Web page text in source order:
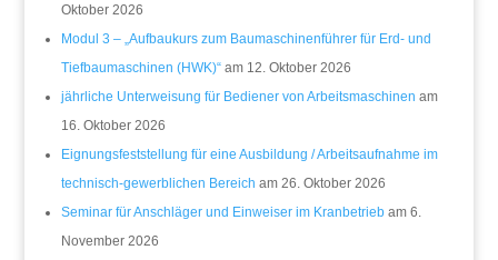
Oktober 2026
Modul 3 – „Aufbaukurs zum Baumaschinenführer für Erd- und
Tiefbaumaschinen (HWK)“am 12. Oktober 2026
jährliche Unterweisung für Bediener von Arbeitsmaschinen am
16. Oktober 2026
Eignungsfeststellung für eine Ausbildung / Arbeitsaufnahme im
technisch-gewerblichen Bereich am 26. Oktober 2026
Seminar für Anschläger und Einweiser im Kranbetriebam 6.
November 2026